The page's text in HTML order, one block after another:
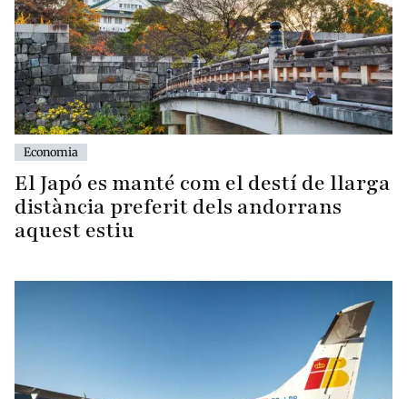
Economia
El Japó es manté com el destí de llarga
distància preferit dels andorrans
aquest estiu